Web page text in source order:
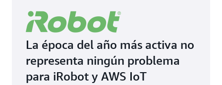
La época del año más activa no
representa ningún problema
para iRobot y AWS IoT